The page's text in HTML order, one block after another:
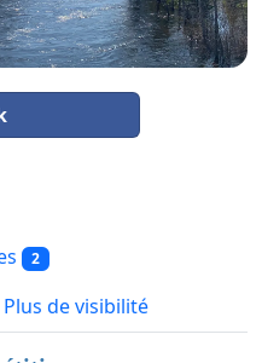
2
Plus de visibilité